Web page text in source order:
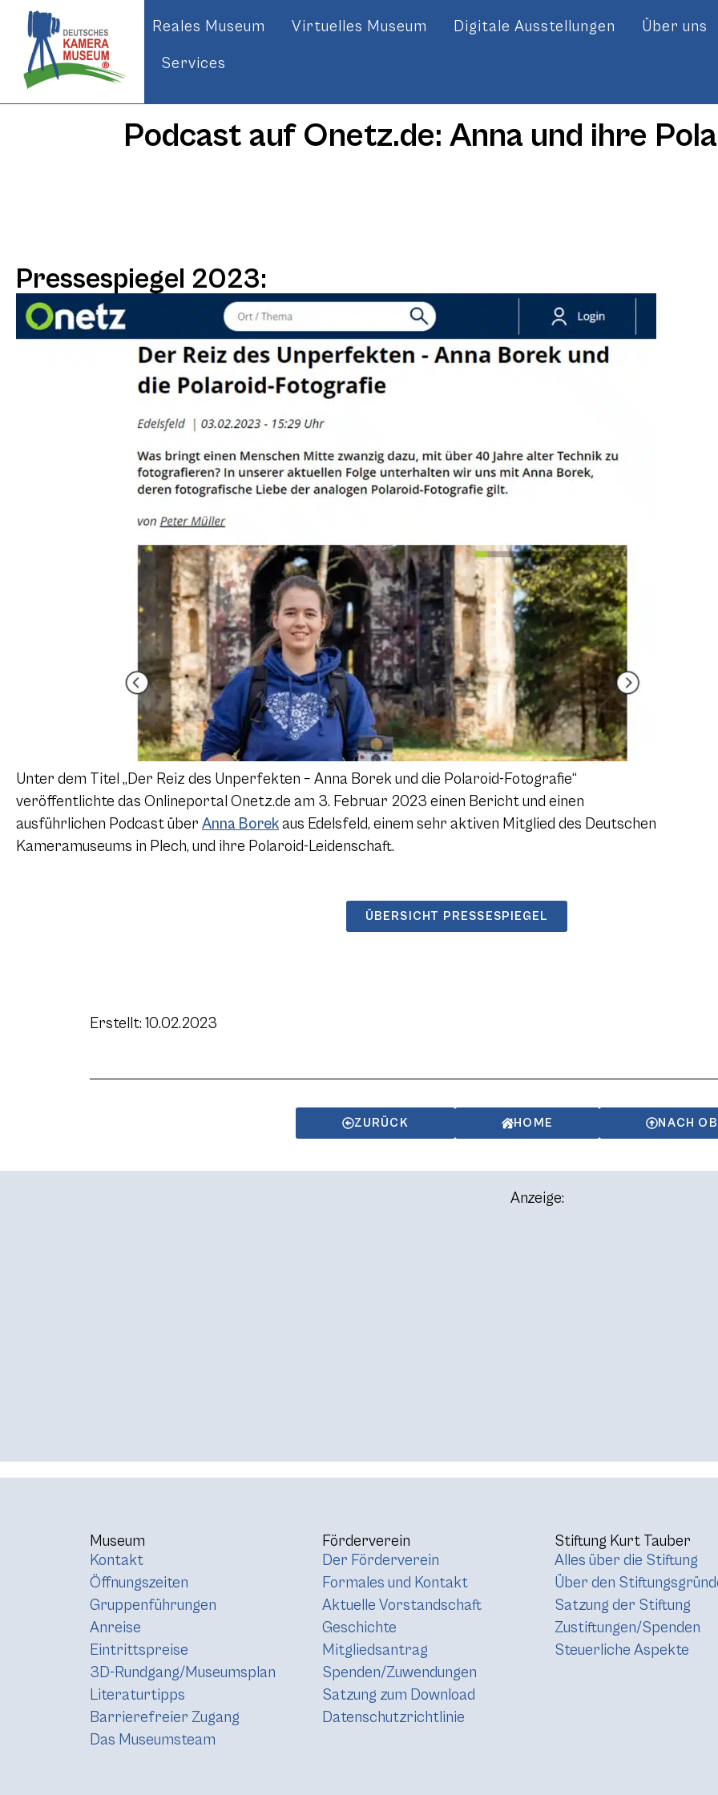
Reales Museum Virtuelles Museum Digitale Ausstellungen Über uns
Services
Podcast auf Onetz.de: Anna und ihre
Pressespiegel 2023:
Unter dem Titel „Der Reiz des Unperfekten – Anna Borek und die Polaroid-Fotografie“
veröffentlichte das Onlineportal Onetz.de am 3. Februar 2023 einen Bericht und einen
ausführlichen Podcast über Anna Borekaus Edelsfeld, einem sehr aktiven Mitglied des Deutschen
Kameramuseums in Plech, und ihre Polaroid-Leidenschaft.
ÜBERSICHT PRESSESPIEGEL
Erstellt: 10.02.2023
ZURÜCK HOME NACH
Anzeige:
Museum
Kontakt
Öffnungszeiten
Gruppenführungen
Anreise
Eintrittspreise
3D-Rundgang/Museumsplan
Literaturtipps
Barrierefreier Zugang
Das Museumsteam
Förderverein
Der Förderverein
Formales und Kontakt
Aktuelle Vorstandschaft
Geschichte
Mitgliedsantrag
Spenden/Zuwendungen
Satzung zum Download
Datenschutzrichtlinie
Stiftung Kurt Tauber
Alles über die Stiftung
Über den
Satzung der Stiftung
Zustiftungen/Spenden
Steuerliche Aspekte